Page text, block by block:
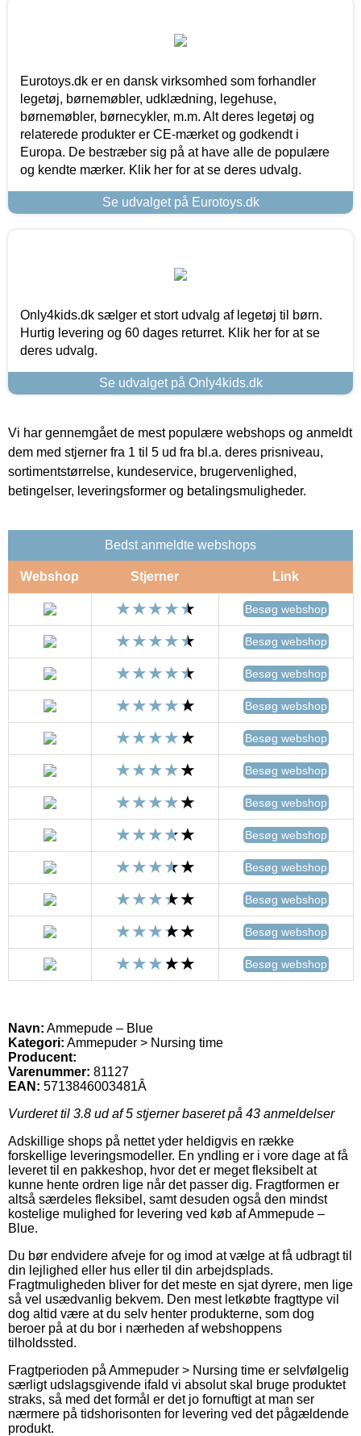
Eurotoys.dk er en dansk virksomhed som forhandler
legetøj, børnemøbler, udklædning, legehuse,
børnemøbler, børnecykler, m.m. Alt deres legetøj og
relaterede produkter er CE-mærket og godkendt i
Europa. De bestræber sig på at have alle de populære
og kendte mærker. Klik her for at se deres udvalg.
Se udvalget på Eurotoys.dk
Only4kids.dk sælger et stort udvalg af legetøj til børn.
Hurtig levering og 60 dages returret. Klik her for at se
deres udvalg.
Se udvalget på Only4kids.dk
Vi har gennemgået de mest populære webshops og anmeldt
dem med stjerner fra 1 til 5 ud fra bl.a. deres prisniveau,
sortimentstørrelse, kundeservice, brugervenlighed,
betingelser, leveringsformer og betalingsmuligheder.
Bedst anmeldte webshops
Webshop Stjerner Link
Besøg webshop
Besøg webshop
Besøg webshop
Besøg webshop
Besøg webshop
Besøg webshop
Besøg webshop
Besøg webshop
Besøg webshop
Besøg webshop
Besøg webshop
Besøg webshop
Navn: Ammepude – Blue
Kategori: Ammepuder > Nursing time
Producent:
Varenummer: 81127
EAN: 5713846003481Â
Vurderet til 3.8 ud af 5 stjerner baseret på 43 anmeldelser
Adskillige shops på nettet yder heldigvis en række
forskellige leveringsmodeller. En yndling er i vore dage at få
leveret til en pakkeshop, hvor det er meget fleksibelt at
kunne hente ordren lige når det passer dig. Fragtformen er
altså særdeles fleksibel, samt desuden også den mindst
kostelige mulighed for levering ved køb af Ammepude –
Blue.
Du bør endvidere afveje for og imod at vælge at få udbragt til
din lejlighed eller hus eller til din arbejdsplads.
Fragtmuligheden bliver for det meste en sjat dyrere, men lige
så vel usædvanlig bekvem. Den mest letkøbte fragttype vil
dog altid være at du selv henter produkterne, som dog
beroer på at du bor i nærheden af webshoppens
tilholdssted.
Fragtperioden på Ammepuder > Nursing time er selvfølgelig
særligt udslagsgivende ifald vi absolut skal bruge produktet
straks, så med det formål er det jo fornuftigt at man ser
nærmere på tidshorisonten for levering ved det pågældende
produkt.